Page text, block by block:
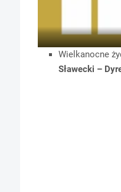
Wielkanocne
Sławecki –